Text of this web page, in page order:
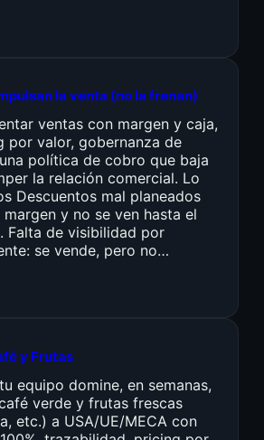
la venta (no la frenan)
ventas con margen y caja,
por valor, gobernanza de
política de cobro que baja
la relación comercial. Lo
Descuentos mal planeados
y no se ven hasta el
Falta de visibilidad por
se vende, pero no…
y Frutas
equipo domine, en semanas,
verde y frutas frescas
etc.) a USA/UE/MECA con